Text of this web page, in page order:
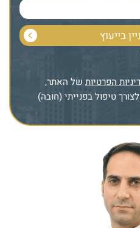
הפרטיות של האתר,
טיפול בפנייתי (חובה)